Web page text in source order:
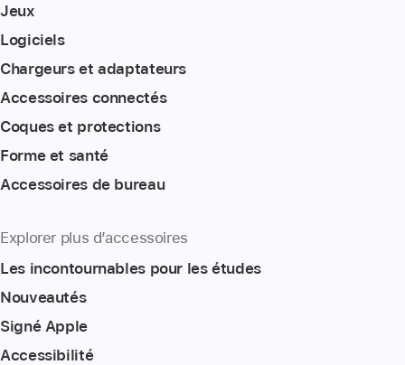
Jeux
Logiciels
Chargeurs et adaptateurs
Accessoires connectés
Coques et protections
Forme et santé
Accessoires de bureau
Explorer plus d’accessoires
Les incontournables pour les études
Nouveautés
Signé Apple
Accessibilité